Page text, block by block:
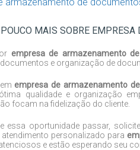
MAIS SOBRE
empresa de armazenamento
e organização de
emempresa de armazenamento
qualidade e organização
focam na fidelização do cliente.
essa oportunidade passar,
personalizado para
e estão esperando seu